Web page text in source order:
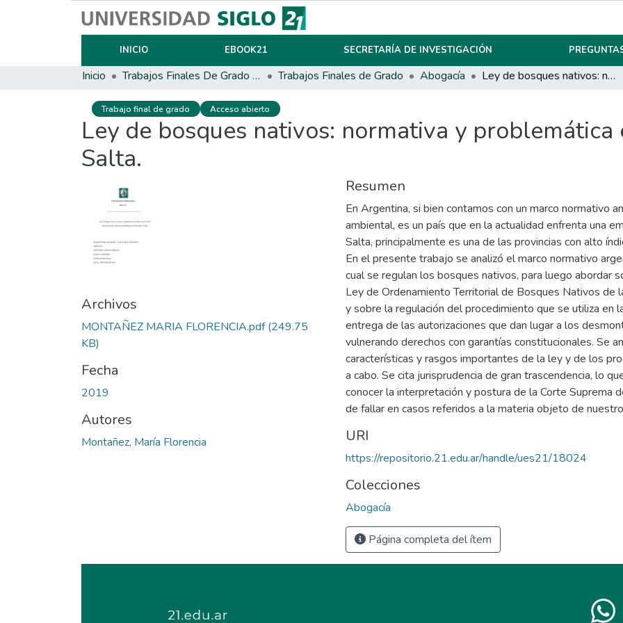
INICIO EBOOK21 SECRETARÍA DE INVESTIGACIÓN
Inicio Trabajos Finales De Grado Y Posgrado Trabajos Finales de Grado Abogacía Ley de bosques nativos: normativa y problemática en la provincia de Salta.
Trabajo final de grado Acceso abierto
Ley de bosques nativos: normativa y
Salta.
Archivos
MONTAÑEZ MARIA FLORENCIA.pdf(249.75
KB)
Fecha
2019
Autores
Montañez, María Florencia
Resumen
En Argentina, si bien contamos con un marco normativo
ambiental, es un país que en la actualidad enfrenta una
Salta, principalmente es una de las provincias con alto
En el presente trabajo se analizó el marco normativo
cual se regulan los bosques nativos, para luego abordar
Ley de Ordenamiento Territorial de Bosques Nativos de
y sobre la regulación del procedimiento que se utiliza en
entrega de las autorizaciones que dan lugar a los
vulnerando derechos con garantías constitucionales. Se
características y rasgos importantes de la ley y de los
a cabo. Se cita jurisprudencia de gran trascendencia, lo
conocer la interpretación y postura de la Corte Suprema
de fallar en casos referidos a la materia objeto de
URI
https://repositorio.21.edu.ar/handle/ues21/18024
Colecciones
Abogacía
Página completa del ítem